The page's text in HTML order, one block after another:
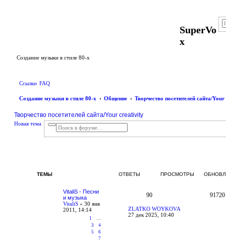
SuperVo
x
Создание музыки в стиле 80-х
Ссылки FAQ
Создание музыки в стиле 80-х Общение Творчество посетителей сайта/
Творчество посетителей сайта/Your creativity
Н
Новая тема
ПР
а
с
ТЕМЫ ОТВЕТЫ ПРОСМОТРЫ
VitaliS - Песни
и музыка
VitaliS » 30 янв
2011, 14:14
1
…
3
4
5
6
7
90 91720
ZLATKO WOYKOVA
27 дек 2025, 10:40